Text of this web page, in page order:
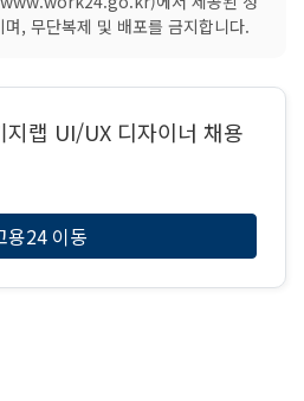
며, 무단복제 및 배포를 금지합니다.
랩 UI/UX 디자이너 채용
용24 이동